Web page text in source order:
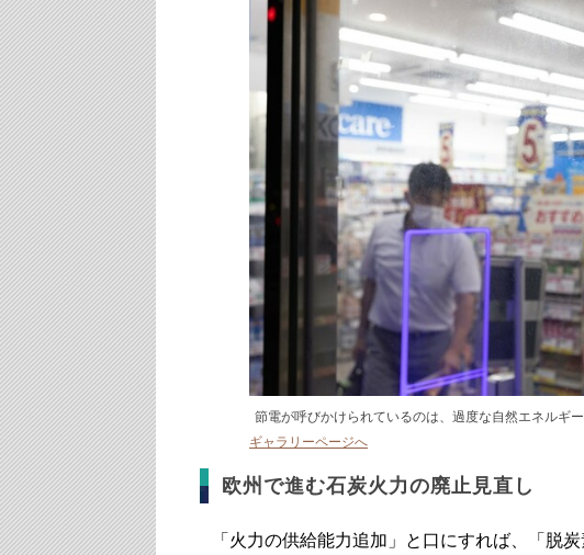
節電が呼びかけられているのは、過度な自然エネルギ
ギャラリーページへ
欧州で進む石炭火力の廃止見直し
「火力の供給能力追加」と口にすれば、「脱